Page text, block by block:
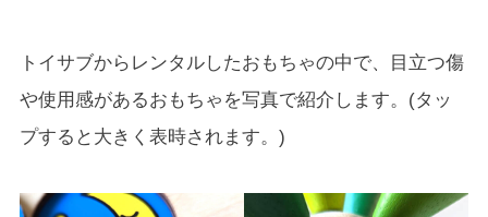
トイサブからレンタルしたおもちゃの中で、目立つ傷
や使用感があるおもちゃを写真で紹介します。(タッ
プすると大きく表時されます。)